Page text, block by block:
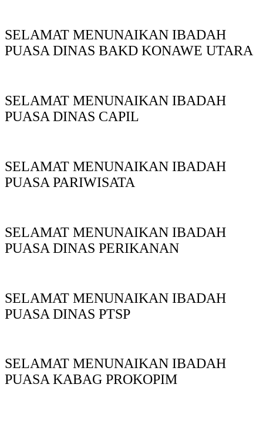
SELAMAT MENUNAIKAN IBADAH
PUASA DINAS BAKD KONAWE UTARA
SELAMAT MENUNAIKAN IBADAH
PUASA DINAS CAPIL
SELAMAT MENUNAIKAN IBADAH
PUASA PARIWISATA
SELAMAT MENUNAIKAN IBADAH
PUASA DINAS PERIKANAN
SELAMAT MENUNAIKAN IBADAH
PUASA DINAS PTSP
SELAMAT MENUNAIKAN IBADAH
PUASA KABAG PROKOPIM